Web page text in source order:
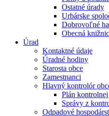
Ostatné úrady
Urbárske
Dobrovoľné
Obecná
Úrad
Kontaktné údaje
Úradné hodiny
Starosta obce
Zamestnanci
Hlavný kontrolór
Plán
Správy z
Odpadové